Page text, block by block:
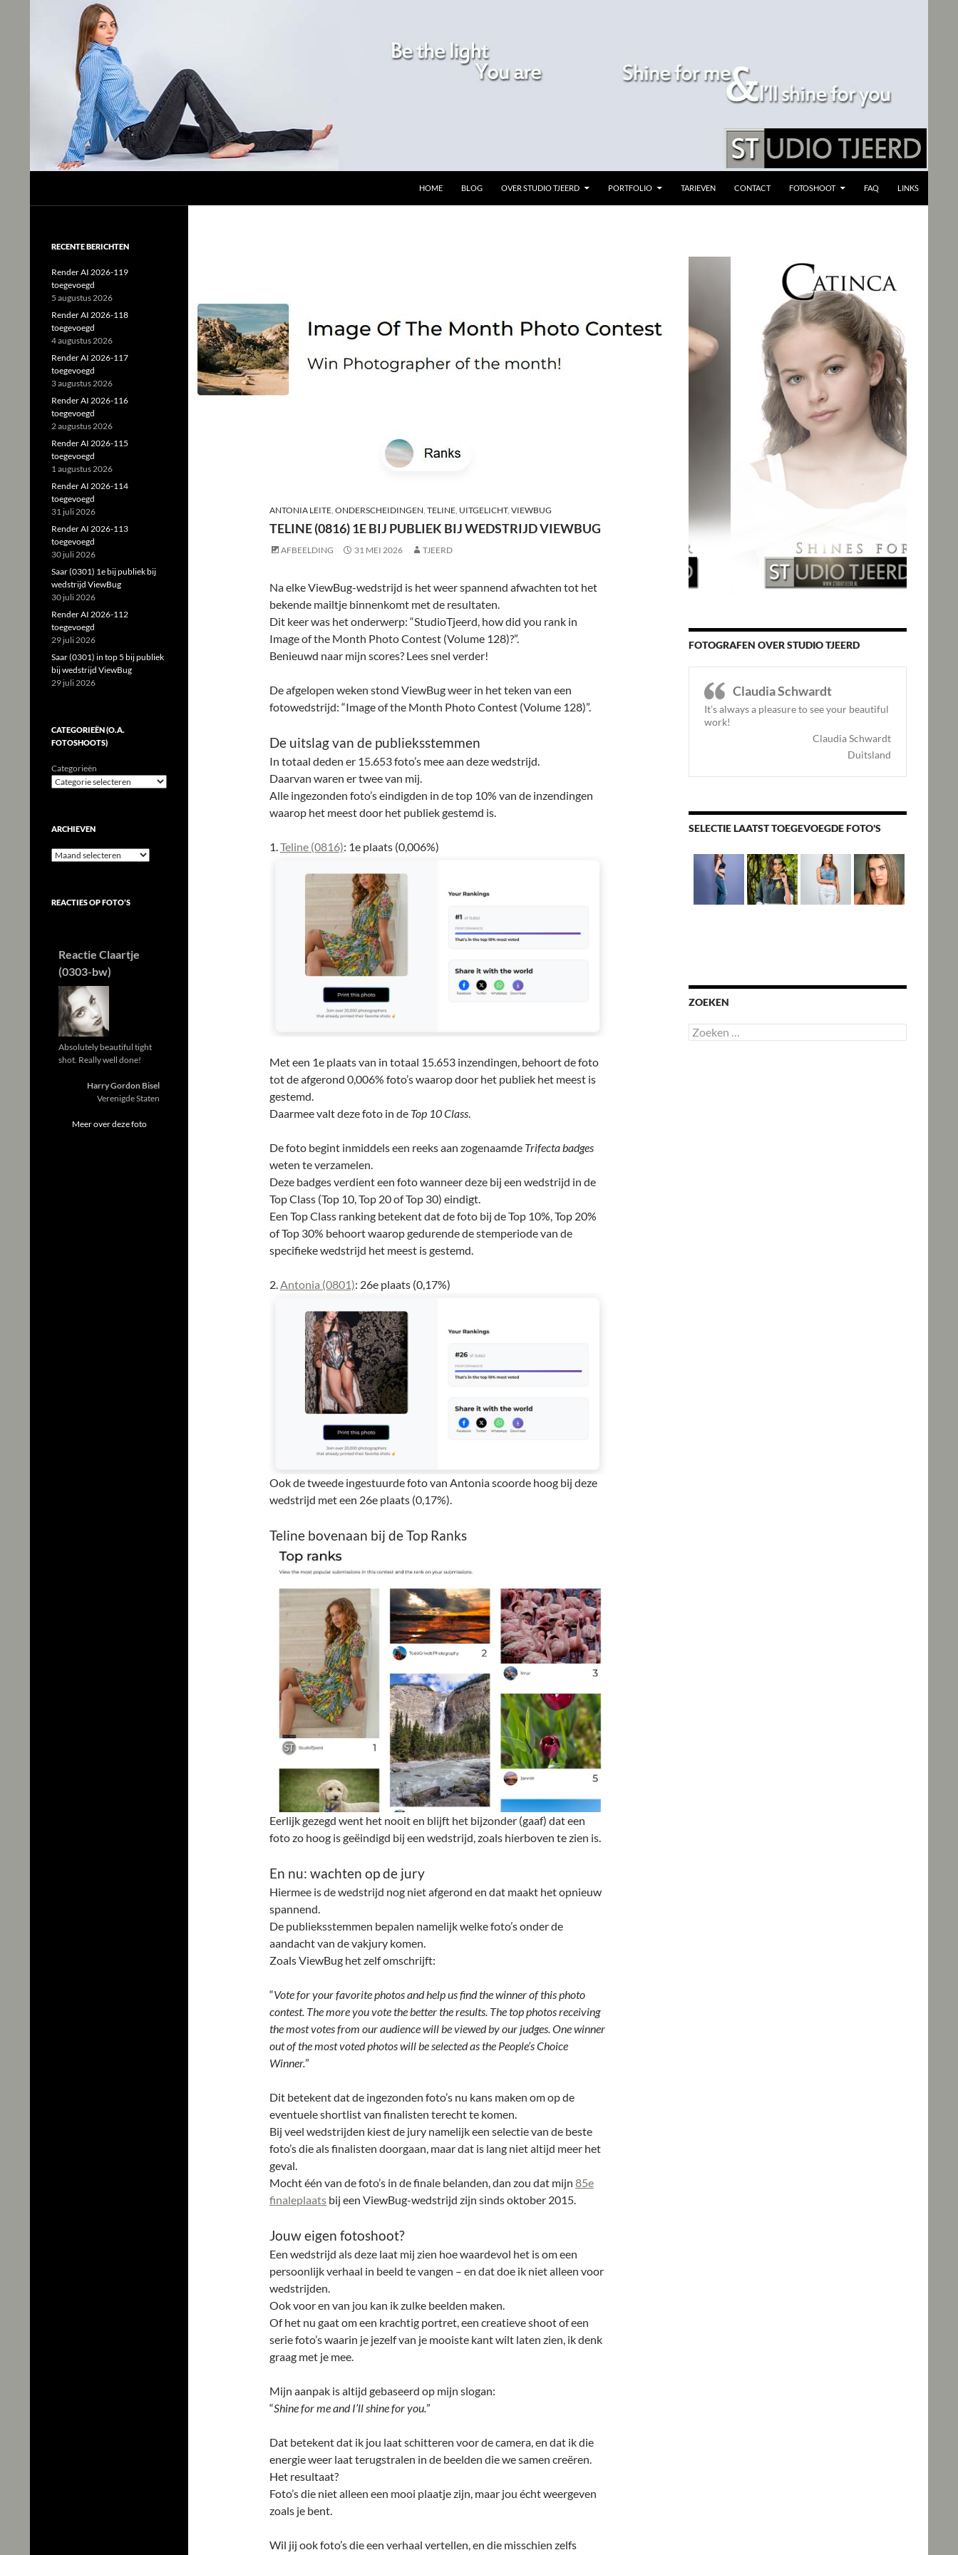
HOME
BLOG OVER STUDIO TJEERD PORTFOLIO TARIEVEN CONTACT FOTOSHOOT FAQ LINKS
ANTONIA LEITE, ONDERSCHEIDINGEN, TELINE, UITGELICHT, VIEWBUG
TELINE (0816) 1E BIJ PUBLIEK BIJ WEDSTRIJD VIEWBUG
AFBEELDING 31 MEI 2026 TJEERD
Na elke ViewBug-wedstrijd is het weer spannend afwachten tot het
bekende mailtje binnenkomt met de resultaten.
Dit keer was het onderwerp: “StudioTjeerd, how did you rank in
Image of the Month Photo Contest (Volume 128)?”.
Benieuwd naar mijn scores? Lees snel verder!
De afgelopen weken stond ViewBug weer in het teken van een
fotowedstrijd: “Image of the Month Photo Contest (Volume 128)”.
De uitslag van de publieksstemmen
In totaal deden er 15.653 foto’s mee aan deze wedstrijd.
Daarvan waren er twee van mij.
Alle ingezonden foto’s eindigden in de top 10% van de inzendingen
waarop het meest door het publiek gestemd is.
1.Teline (0816): 1e plaats (0,006%)
Met een 1e plaats van in totaal 15.653 inzendingen, behoort de foto
tot de afgerond 0,006% foto’s waarop door het publiek het meest is
gestemd.
Daarmee valt deze foto in de Top 10 Class.
De foto begint inmiddels een reeks aan zogenaamde Trifecta badges
weten te verzamelen.
Deze badges verdient een foto wanneer deze bij een wedstrijd in de
Top Class (Top 10, Top 20 of Top 30) eindigt.
Een Top Class ranking betekent dat de foto bij de Top 10%, Top 20%
of Top 30% behoort waarop gedurende de stemperiode van de
specifieke wedstrijd het meest is gestemd.
2.Antonia (0801): 26e plaats (0,17%)
Ook de tweede ingestuurde foto van Antonia scoorde hoog bij deze
wedstrijd met een 26e plaats (0,17%).
Teline bovenaan bij de Top Ranks
Eerlijk gezegd went het nooit en blijft het bijzonder (gaaf) dat een
foto zo hoog is geëindigd bij een wedstrijd, zoals hierboven te zien is.
En nu: wachten op de jury
Hiermee is de wedstrijd nog niet afgerond en dat maakt het opnieuw
spannend.
De publieksstemmen bepalen namelijk welke foto’s onder de
aandacht van de vakjury komen.
Zoals ViewBug het zelf omschrijft:
“Vote for your favorite photos and help us find the winner of this photo
contest. The more you vote the better the results. The top photos receiving
the most votes from our audience will be viewed by our judges. One winner
out of the most voted photos will be selected as the People’s Choice
Winner.”
Dit betekent dat de ingezonden foto’s nu kans maken om op de
eventuele shortlist van finalisten terecht te komen.
Bij veel wedstrijden kiest de jury namelijk een selectie van de beste
foto’s die als finalisten doorgaan, maar dat is lang niet altijd meer het
geval.
Mocht één van de foto’s in de finale belanden, dan zou dat mijn 85e
finaleplaats bij een ViewBug-wedstrijd zijn sinds oktober 2015.
Jouw eigen fotoshoot?
Een wedstrijd als deze laat mij zien hoe waardevol het is om een
persoonlijk verhaal in beeld te vangen – en dat doe ik niet alleen voor
wedstrijden.
Ook voor en van jou kan ik zulke beelden maken.
Of het nu gaat om een krachtig portret, een creatieve shoot of een
serie foto’s waarin je jezelf van je mooiste kant wilt laten zien, ik denk
graag met je mee.
Mijn aanpak is altijd gebaseerd op mijn slogan:
“Shine for me and I’ll shine for you.”
Dat betekent dat ik jou laat schitteren voor de camera, en dat ik die
energie weer laat terugstralen in de beelden die we samen creëren.
Het resultaat?
Foto’s die niet alleen een mooi plaatje zijn, maar jou écht weergeven
zoals je bent.
Wil jij ook foto’s die een verhaal vertellen, en die misschien zelfs
FOTOGRAFEN OVER STUDIO TJEERD
Claudia Schwardt
It’s always a pleasure to see your beautiful
work!
Claudia Schwardt
Duitsland
SELECTIE LAATST TOEGEVOEGDE FOTO'S
ZOEKEN
Zoeken
naar:
RECENTE BERICHTEN
Render AI 2026-119
toegevoegd
5 augustus 2026
Render AI 2026-118
toegevoegd
4 augustus 2026
Render AI 2026-117
toegevoegd
3 augustus 2026
Render AI 2026-116
toegevoegd
2 augustus 2026
Render AI 2026-115
toegevoegd
1 augustus 2026
Render AI 2026-114
toegevoegd
31 juli 2026
Render AI 2026-113
toegevoegd
30 juli 2026
Saar (0301) 1e bij publiek bij
wedstrijd ViewBug
30 juli 2026
Render AI 2026-112
toegevoegd
29 juli 2026
Saar (0301) in top 5 bij publiek
bij wedstrijd ViewBug
29 juli 2026
CATEGORIEËN (O.A.
FOTOSHOOTS)
Categorieën
ARCHIEVEN
Archieven
REACTIES OP FOTO’S
Reactie Claartje
(0303-bw)
Absolutely beautiful tight
shot. Really well done!
Harry Gordon Bisel
Verenigde Staten
Meer over deze foto